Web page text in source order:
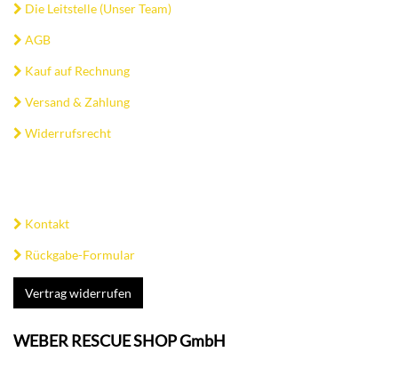
Die Leitstelle (Unser Team)
AGB
Kauf auf Rechnung
Versand & Zahlung
Widerrufsrecht
Kontakt
Rückgabe-Formular
Vertrag widerrufen
WEBER RESCUE SHOP GmbH